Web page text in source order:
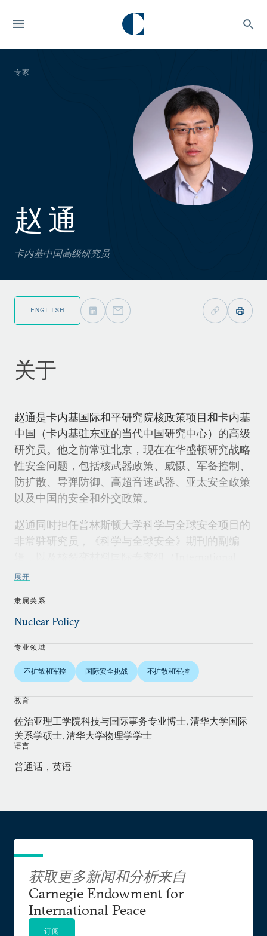
专家
赵 通
卡内基中国高级研究员
ENGLISH
关于
赵通是卡内基国际和平研究院核政策项目和卡内基
中国（卡内基驻东亚的当代中国研究中心）的高级
研究员。他之前常驻北京，现在在华盛顿研究战略
性安全问题，包括核武器政策、威慑、军备控制、
防扩散、导弹防御、高超音速武器、亚太安全政策
以及中国的安全和外交政策。
赵通同时担任普林斯顿大学科学与全球安全项目的
非常驻研究员，《科学与全球安全》期刊的副编
Panel on Fissile Materials）成员。他曾是桑迪亚国
学斯坦顿核安全研究员、美国国际战略研究中心太
平洋论坛非常驻学者，也曾就职于北京市政府外事
赵通在佐治亚理工学院取得了科技与国际事务专业
的博士学位，在清华大学取得了国际关系硕士和物
理学学士学位。他是《中国核政策变化的政治动
因：对中美核关系及国际安全的影响（ Political
Drivers of China’s Changing Nuclear Policy:
Implications for U.S.-China Nuclear Relations and
International Security）》、《改变的潮流：中国
Submarines and Strategic Stability）》以及《缩小
（Narrowing the U.S.-China Gap on Missile
Defense: How to Help Forestall a Nuclear Arms
Race）》等出版物的作者。他的研究及评论发表在
《今日军控》、《亚洲安全》、《大西洋月刊》、
《原子科学家通讯》、《外交事务》、《纽约时
报》、《战争困境》和《政客》等刊物上。
展开
隶属关系
Nuclear Policy
专业领域
不扩散和军控 国际安全挑战 不扩散和军控
教育
佐治亚理工学院科技与国际事务专业博士, 清华大学国际
关系学硕士, 清华大学物理学学士
语言
普通话，英语
获取更多新闻和分析来自
Carnegie Endowment for
International Peace
订阅